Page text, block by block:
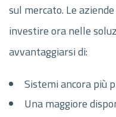
sul mercato. Le
investire ora nelle
avvantaggiarsi di:
Sistemi ancora più
Una maggiore